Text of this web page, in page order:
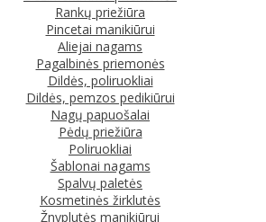
Rankų priežiūra
Pincetai manikiūrui
Aliejai nagams
Pagalbinės priemonės
Dildės, poliruokliai
Dildės, pemzos pedikiūrui
Nagų papuošalai
Pėdų priežiūra
Poliruokliai
Šablonai nagams
Spalvų paletės
Kosmetinės žirklutės
Žnyplutės manikiūrui